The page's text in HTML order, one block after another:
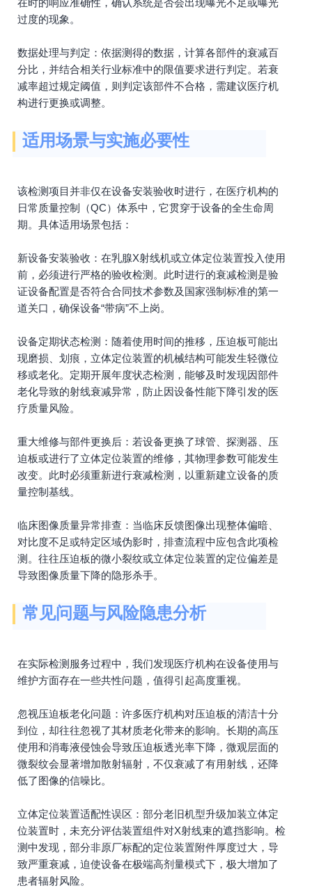
在时的响应准确性，确认系统是否会出现曝光不足或曝光
过度的现象。
数据处理与判定：依据测得的数据，计算各部件的衰减百
分比，并结合相关行业标准中的限值要求进行判定。若衰
减率超过规定阈值，则判定该部件不合格，需建议医疗机
构进行更换或调整。
适用场景与实施必要性
该检测项目并非仅在设备安装验收时进行，在医疗机构的
日常质量控制（QC）体系中，它贯穿于设备的全生命周
期。具体适用场景包括：
新设备安装验收：在乳腺X射线机或立体定位装置投入使用
前，必须进行严格的验收检测。此时进行的衰减检测是验
证设备配置是否符合合同技术参数及国家强制标准的第一
道关口，确保设备“带病”不上岗。
设备定期状态检测：随着使用时间的推移，压迫板可能出
现磨损、划痕，立体定位装置的机械结构可能发生轻微位
移或老化。定期开展年度状态检测，能够及时发现因部件
老化导致的射线衰减异常，防止因设备性能下降引发的医
疗质量风险。
重大维修与部件更换后：若设备更换了球管、探测器、压
迫板或进行了立体定位装置的维修，其物理参数可能发生
改变。此时必须重新进行衰减检测，以重新建立设备的质
量控制基线。
临床图像质量异常排查：当临床反馈图像出现整体偏暗、
对比度不足或特定区域伪影时，排查流程中应包含此项检
测。往往压迫板的微小裂纹或立体定位装置的定位偏差是
导致图像质量下降的隐形杀手。
常见问题与风险隐患分析
在实际检测服务过程中，我们发现医疗机构在设备使用与
维护方面存在一些共性问题，值得引起高度重视。
忽视压迫板老化问题：许多医疗机构对压迫板的清洁十分
到位，却往往忽视了其材质老化带来的影响。长期的高压
使用和消毒液侵蚀会导致压迫板透光率下降，微观层面的
微裂纹会显著增加散射辐射，不仅衰减了有用射线，还降
低了图像的信噪比。
立体定位装置适配性误区：部分老旧机型升级加装立体定
位装置时，未充分评估装置组件对X射线束的遮挡影响。检
测中发现，部分非原厂标配的定位装置附件厚度过大，导
致严重衰减，迫使设备在极端高剂量模式下，极大增加了
患者辐射风险。